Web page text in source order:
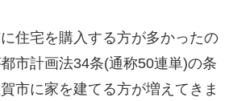
住宅を購入する方が多かったの
市計画法34条(通称50連単)の条
市に家を建てる方が増えてきま